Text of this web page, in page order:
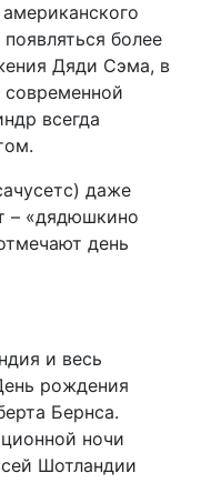
более
Дяди Сэма, в
всегда
даже
– «дядюшкино
день
и весь
рождения
Бернса.
ночи
Шотландии